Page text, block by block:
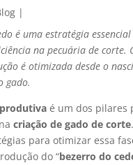
|
é uma estratégia
na pecuária de corte.
é otimizada desde o
gado.
é um dos pilares
criação de gado de corte
para otimizar essa
do “bezerro do